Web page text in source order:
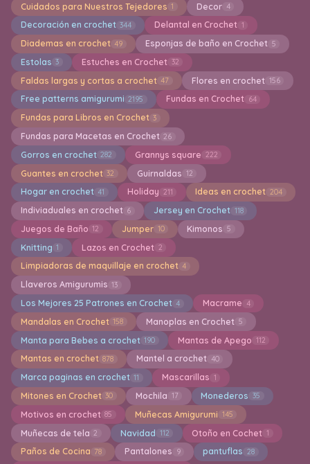
Cuidados para Nuestros Tejedores 1 Decor 4
Decoración en crochet 344 Delantal en Crochet 1
Diademas en crochet 49 Esponjas de baño en Crochet 5
Estolas 3 Estuches en Crochet 32
Faldas largas y cortas a crochet 47 Flores en crochet 156
Free patterns amigurumi 2195 Fundas en Crochet 64
Fundas para Libros en Crochet 3
Fundas para Macetas en Crochet 26
Gorros en crochet 282 Grannys square 222
Guantes en crochet 32 Guirnaldas 12
Hogar en crochet 41 Holiday 211 Ideas en crochet 204
Indiviaduales en crochet 6 Jersey en Crochet 118
Juegos de Baño 12 Jumper 10 Kimonos 5
Knitting 1 Lazos en Crochet 2
Limpiadoras de maquillaje en crochet 4
Llaveros Amigurumis 13
Los Mejores 25 Patrones en Crochet 4 Macrame 4
Mandalas en Crochet 158 Manoplas en Crochet 5
Manta para Bebes a crochet 190 Mantas de Apego 112
Mantas en crochet 878 Mantel a crochet 40
Marca paginas en crochet 11 Mascarillas 1
Mitones en Crochet 30 Mochila 17 Monederos 35
Motivos en crochet 85 Muñecas Amigurumi 145
Muñecas de tela 2 Navidad 112 Otoño en Cochet 1
Paños de Cocina 78 Pantalones 9 pantuflas 28